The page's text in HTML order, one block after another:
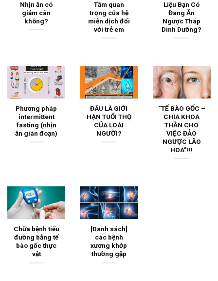
Nhịn ăn có
giảm cân
không?
Tầm quan
trọng của hệ
miễn dịch đối
với trẻ em
Liệu Bạn Có
Đang Ăn
Ngược Tháp
Dinh Dưỡng?
Phương pháp
intermittent
fasting (nhịn
ăn gián đoạn)
ĐÂU LÀ GIỚI
HẠN TUỔI THỌ
CỦA LOÀI
NGƯỜI?
“TẾ BÀO GỐC –
CHÌA KHOÁ
THẦN CHO
VIỆC ĐẢO
NGƯỢC LÃO
HOÁ”!!!
Chữa bệnh tiểu
đường bằng tế
bào gốc thực
vật
[Danh sách]
các bệnh
xương khớp
thường gặp